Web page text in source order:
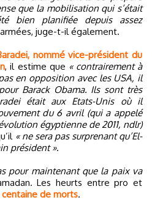
que la mobilisation qui s’était
bien planifiée depuis assez
juge-t-il également.
nommé vice-président du
, il estime que « contrairement à
en opposition avec les USA, il
Barack Obama. Ils sont très
était aux Etats-Unis où il
du 6 avril (qui a appelé
égyptienne de 2011, ndlr)
« ne sera pas surprenant qu’El-
président ».
pour maintenant que la paix va
Les heurts entre pro et
centaine de morts.